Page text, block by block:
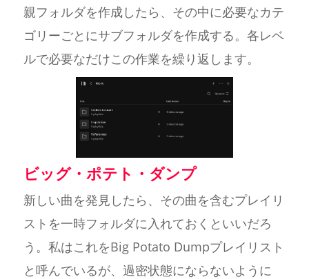
親フォルダを作成したら、その中に必要なカテ
ゴリーごとにサブフォルダを作成する。各レベ
ルで必要なだけこの作業を繰り返します。
ビッグ・ポテト・ダンプ
新しい曲を発見したら、その曲を含むプレイリ
ストを一時フォルダに入れておくといいだろ
う。私はこれをBig Potato Dumpプレイリスト
と呼んでいるが、過密状態にならないように